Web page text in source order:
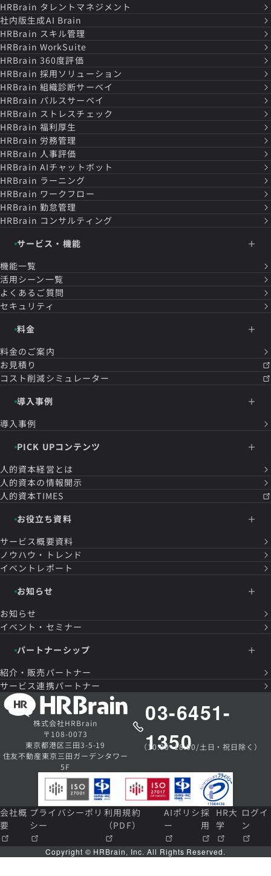
HRBrain タレントマネジメント
社内版生成AI Brain
HRBrain スキル管理
HRBrain WorkSuite
HRBrain 360度評価
HRBrain 採用ソリューション
HRBrain 組織診断サーベイ
HRBrain パルスサーベイ
HRBrain ストレスチェック
HRBrain 福利厚生
HRBrain 労務管理
HRBrain 人事評価
HRBrain AIチャットボット
HRBrain ラーニング
HRBrain ワークフロー
HRBrain 勤怠管理
HRBrain コンサルティング
サービス・機能
機能一覧
活用シーン一覧
よくあるご質問
セキュリティ
料金
料金のご案内
お見積り
コスト削減シミュレーター
導入事例
導入事例
PICK UPコンテンツ
人的資本経営とは
人的資本の情報開示
人的資本TIMES
お役立ち資料
サービス概要資料
ノウハウ・トレンド
イベントレポート
お知らせ
お知らせ
イベント・セミナー
パートナーシップ
紹介・販売パートナー
サービス連携パートナー
株式会社HRBrain
〒108-0073
東京都港区三田3-5-19
住友不動産東京三田ガーデンタワー
5F
03-6451-
1350
（10:00~18:00/土日・祝日除く）
会社概
要
プライバシーポリ
シー
利用規約
（PDF）
AIポリシ
ー
採
用
HR大
学
ログイ
ン
Copyright © HRBrain, Inc. All Rights Reserved.